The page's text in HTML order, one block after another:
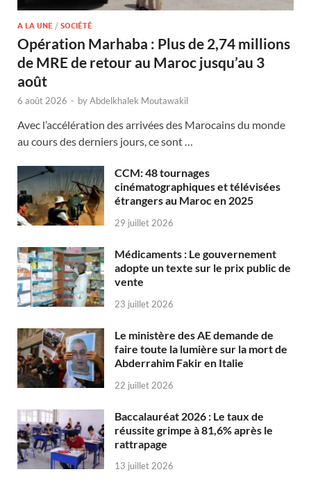
A LA UNE / SOCIÉTÉ
Opération Marhaba : Plus de 2,74 millions
de MRE de retour au Maroc jusqu’au 3
août
6 août 2026 - byAbdelkhalek Moutawakil
Avec l’accélération des arrivées des Marocains du monde
au cours des derniers jours, ce sont …
CCM: 48 tournages
cinématographiques et télévisées
étrangers au Maroc en 2025
29 juillet 2026
Médicaments : Le gouvernement
adopte un texte sur le prix public de
vente
23 juillet 2026
Le ministère des AE demande de
faire toute la lumière sur la mort de
Abderrahim Fakir en Italie
22 juillet 2026
Baccalauréat 2026 : Le taux de
réussite grimpe à 81,6% après le
rattrapage
13 juillet 2026